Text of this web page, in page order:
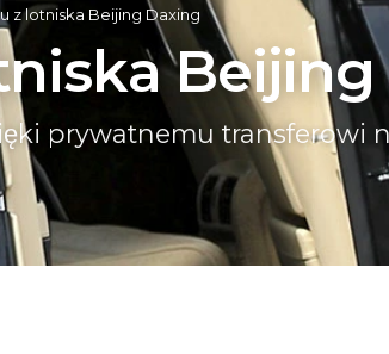
z lotniska Beijing Daxing
prywatnemu transferowi